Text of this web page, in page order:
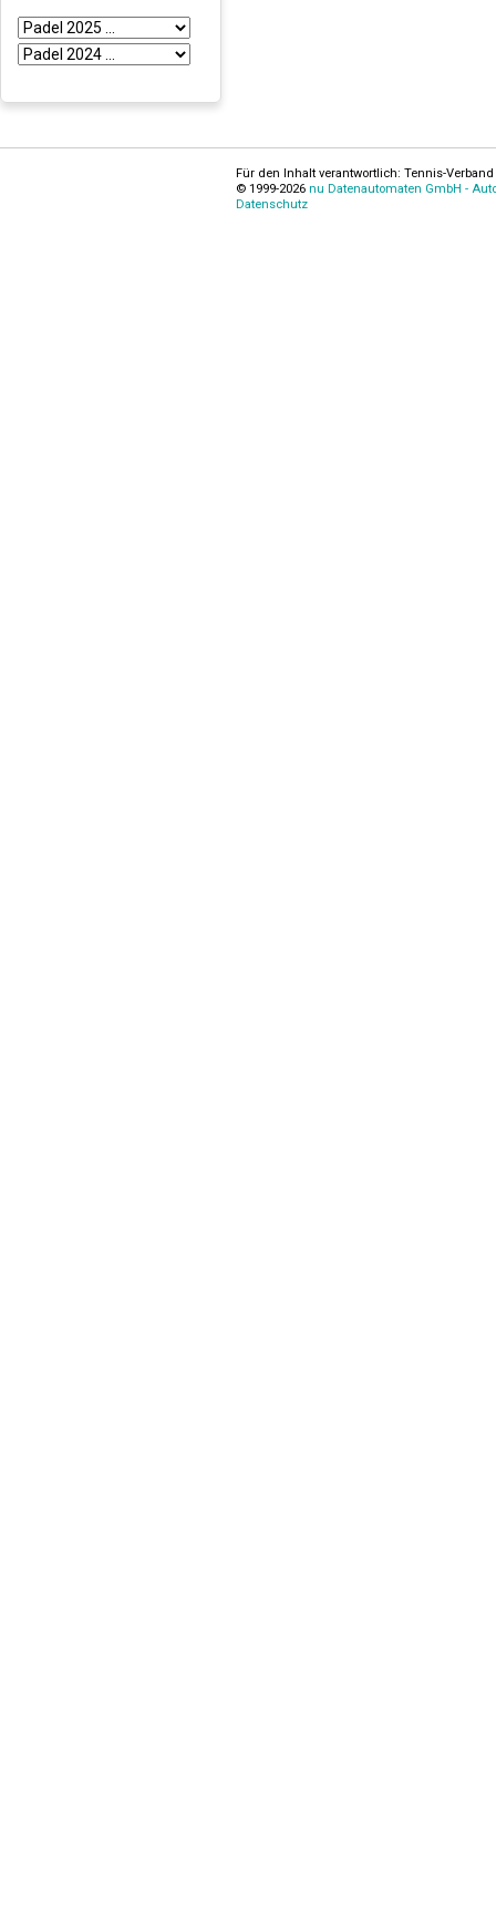
Für den Inhalt verantwortlich: Tennis-
© 1999-2026 nu Datenautomaten GmbH -
Datenschutz